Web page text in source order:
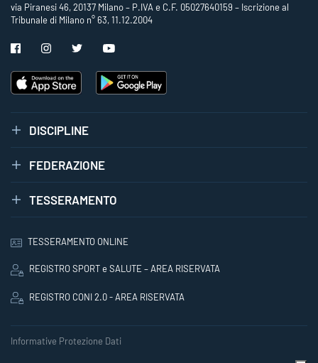
via Piranesi 46, 20137 Milano – P.IVA e C.F. 05027640159 – Iscrizione al
Tribunale di Milano n° 63, 11.12.2004
DISCIPLINE
FEDERAZIONE
TESSERAMENTO
TESSERAMENTO ONLINE
REGISTRO SPORT e SALUTE – AREA RISERVATA
REGISTRO CONI 2.0 - AREA RISERVATA
Informative Protezione Dati